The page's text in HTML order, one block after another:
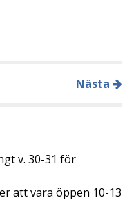
Nästa
v. 30-31 för
att vara öppen 10-13